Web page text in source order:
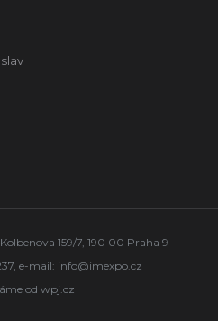
159/7, 190 00 Praha 9 -
e-mail: info@imexpo.cz
od wpj.cz